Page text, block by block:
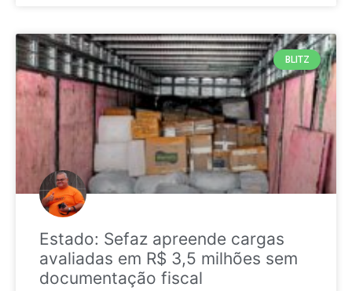
BLITZ
Estado: Sefaz apreende cargas
avaliadas em R$ 3,5 milhões sem
documentação fiscal